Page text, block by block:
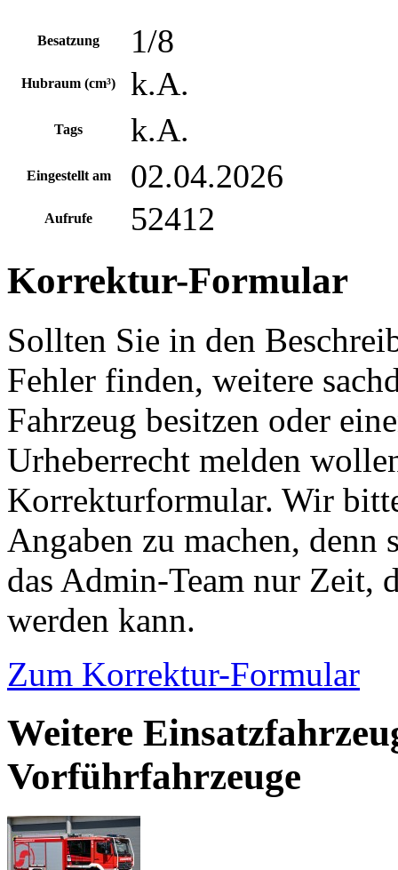
Besatzung 1/8
Hubraum (cm³) k.A.
Tags k.A.
Eingestellt am 02.04.2026
Aufrufe 52412
Korrektur-Formular
Sollten Sie in den
Fehler finden, weitere
Fahrzeug besitzen oder
Urheberrecht melden
Korrekturformular. Wir
Angaben zu machen,
das Admin-Team nur Zeit,
werden kann.
Zum Korrektur-Formular
Weitere
Vorführfahrzeuge